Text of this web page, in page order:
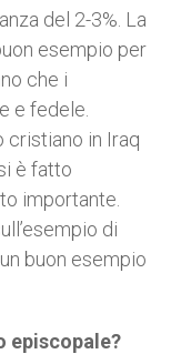
del 2-3%. La
esempio per
che i
e fedele.
cristiano in Iraq
è fatto
importante.
di
buon esempio
episcopale?